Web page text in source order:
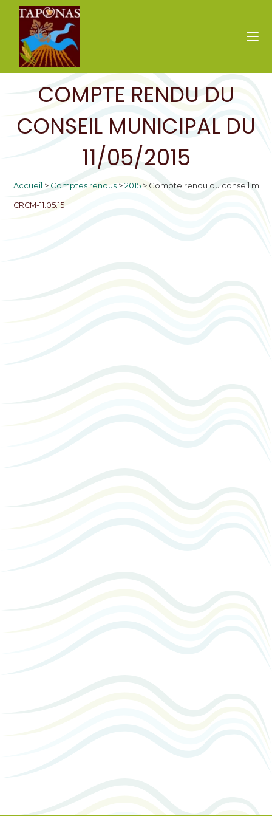
COMPTE RENDU DU
CONSEIL MUNICIPAL DU
11/05/2015
Accueil > Comptes rendus >2015 > Compte rendu du conseil
CRCM-11.05.15